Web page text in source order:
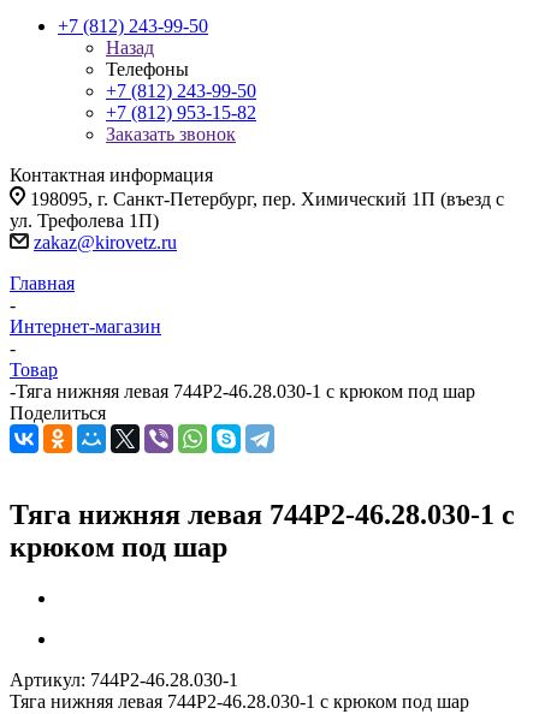
+7 (812) 243-99-50
Назад
Телефоны
+7 (812) 243-99-50
+7 (812) 953-15-82
Заказать звонок
Контактная информация
198095, г. Санкт-Петербург, пер. Химический 1П (въезд с
ул. Трефолева 1П)
zakaz@kirovetz.ru
Главная
-
Интернет-магазин
-
Товар
-Тяга нижняя левая 744Р2-46.28.030-1 с крюком под шар
Поделиться
Тяга нижняя левая 744Р2-46.28.030-1 с
крюком под шар
Артикул: 744Р2-46.28.030-1
Тяга нижняя левая 744Р2-46.28.030-1 с крюком под шар